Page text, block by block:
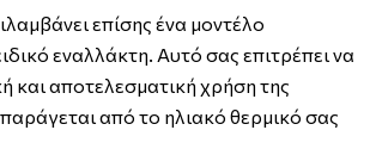
επίσης ένα μοντέλο
εναλλάκτη. Αυτό σας επιτρέπει να
και αποτελεσματική χρήση της
από το ηλιακό θερμικό σας